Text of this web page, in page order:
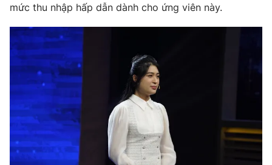
mức thu nhập hấp dẫn dành cho ứng viên này.